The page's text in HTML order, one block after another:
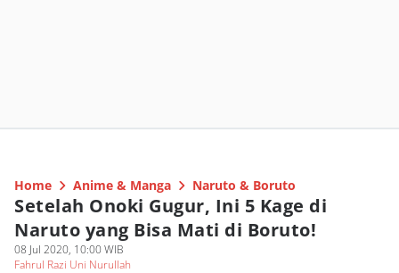
Home Anime & Manga Naruto & Boruto
Setelah Onoki Gugur, Ini 5 Kage di
Naruto yang Bisa Mati di Boruto!
08 Jul 2020, 10:00 WIB
Fahrul Razi Uni Nurullah